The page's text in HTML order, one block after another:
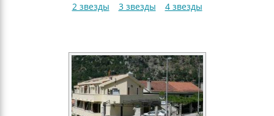
2 звезды 3 звезды 4 звезды